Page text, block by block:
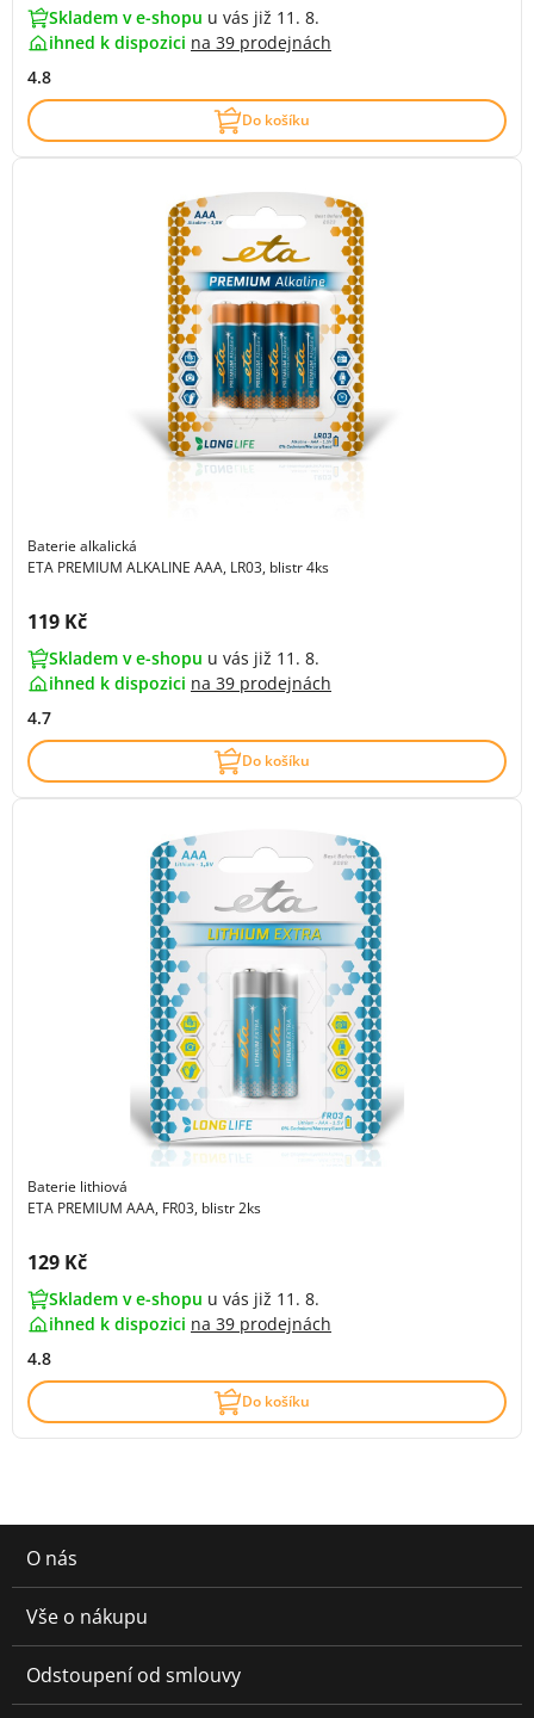
Skladem v e-shopu u vás již 11. 8.
ihned k dispozici na 39 prodejnách
4.8
Do košíku
Baterie alkalická
ETA PREMIUM ALKALINE AAA, LR03, blistr 4ks
Cena s DPH:
119 Kč
Skladem v e-shopu u vás již 11. 8.
ihned k dispozici na 39 prodejnách
4.7
Do košíku
Baterie lithiová
ETA PREMIUM AAA, FR03, blistr 2ks
Cena s DPH:
129 Kč
Skladem v e-shopu u vás již 11. 8.
ihned k dispozici na 39 prodejnách
4.8
Do košíku
O nás
Vše o nákupu
Odstoupení od smlouvy